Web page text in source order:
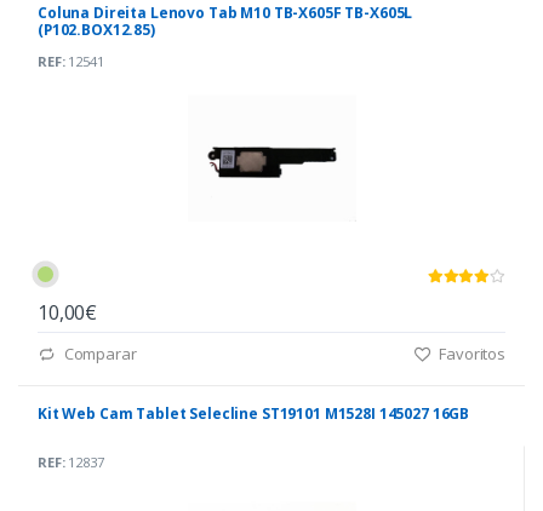
Coluna Direita Lenovo Tab M10 TB-X605F TB-X605L
(P102.BOX12.85)
REF:12541
10,00€
Comparar Favoritos
Kit Web Cam Tablet Selecline ST19101 M1528I 145027 16GB
REF:12837